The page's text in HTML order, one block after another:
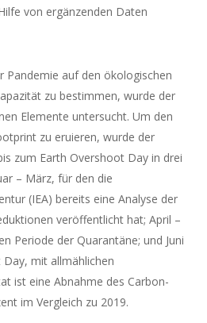
von ergänzenden Daten
Pandemie auf den ökologischen
zu bestimmen, wurde der
Elemente untersucht. Um den
zu eruieren, wurde der
zum Earth Overshoot Day in drei
– März, für den die
(IEA) bereits eine Analyse der
veröffentlicht hat; April –
Periode der Quarantäne; und Juni
mit allmählichen
ist eine Abnahme des Carbon-
im Vergleich zu 2019.